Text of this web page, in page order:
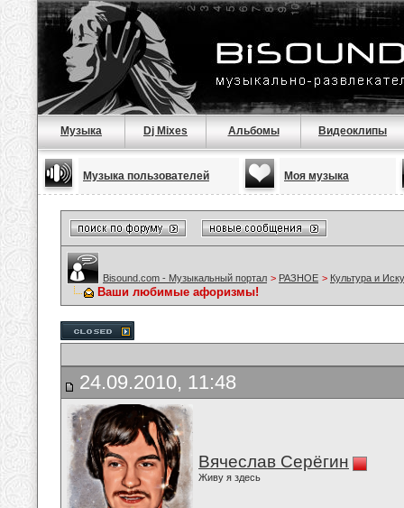
Музыка Dj Mixes Альбомы Видеоклипы
Музыка пользователей Моя музыка
Bisound.com - Музыкальный портал > РАЗНОЕ > Культура и
Ваши любимые афоризмы!
24.09.2010, 11:48
Вячеслав Серёгин
Живу я здесь